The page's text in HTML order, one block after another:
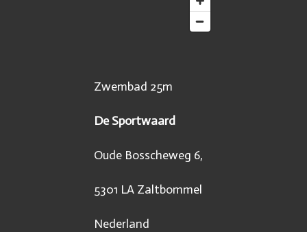
Zwembad 25m
De Sportwaard
Oude Bosscheweg 6,
5301 LA Zaltbommel
Nederland